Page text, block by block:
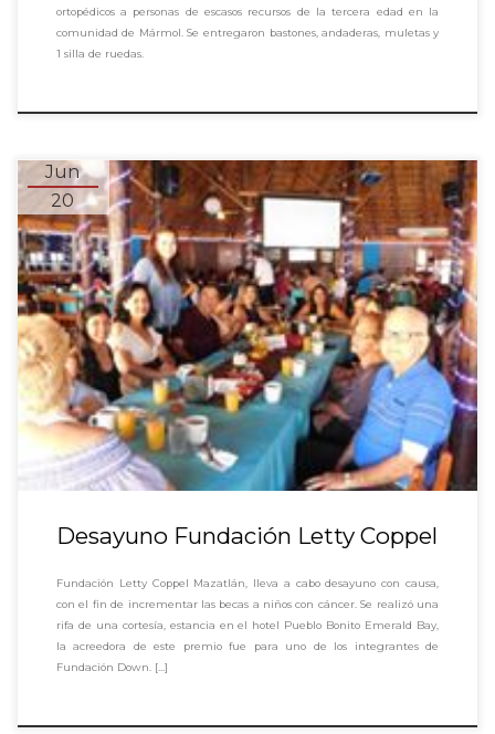
ortopédicos a personas de escasos recursos de la tercera edad en la
comunidad de Mármol. Se entregaron bastones, andaderas, muletas y
1 silla de ruedas.
Jun
20
Desayuno Fundación Letty Coppel
Fundación Letty Coppel Mazatlán, lleva a cabo desayuno con causa,
con el fin de incrementar las becas a niños con cáncer. Se realizó una
rifa de una cortesía, estancia en el hotel Pueblo Bonito Emerald Bay,
la acreedora de este premio fue para uno de los integrantes de
Fundación Down. […]